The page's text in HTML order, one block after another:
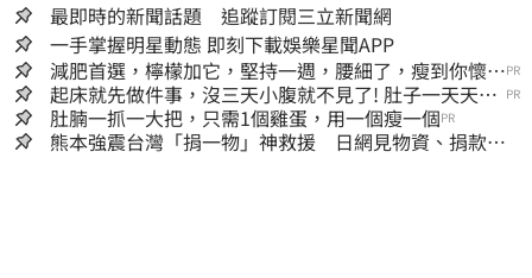
最即時的新聞話題 追蹤訂閱三立新聞網
一手掌握明星動態 即刻下載娛樂星聞APP
減肥首選，檸檬加它，堅持一週，腰細了，瘦到你懷疑
人生
PR
起床就先做件事，沒三天小腹就不見了! 肚子一天天變
小！
PR
肚腩一抓一大把，只需1個雞蛋，用一個瘦一個PR
熊本強震台灣「捐一物」神救援 日網見物資、捐款